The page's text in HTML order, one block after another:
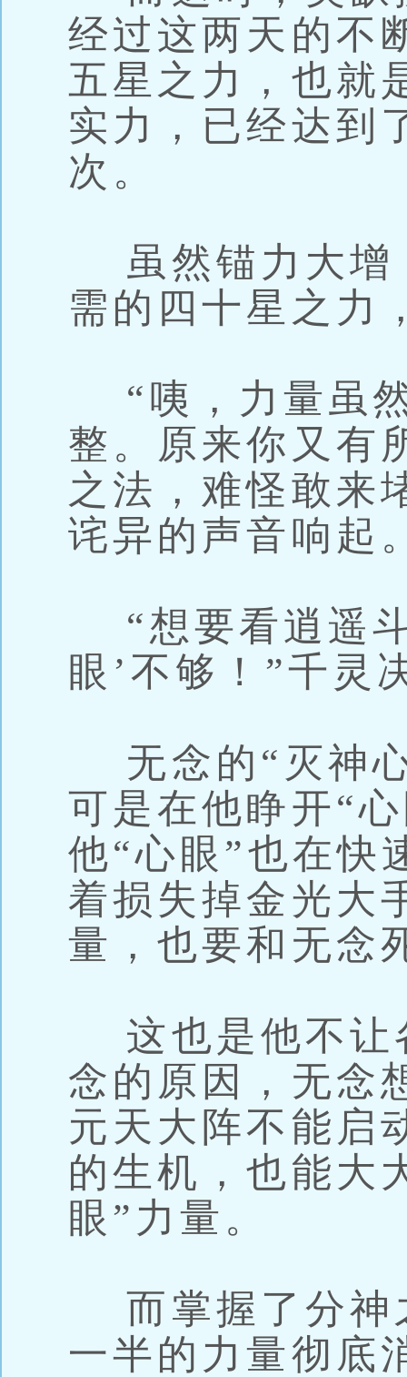
经过这两天的不
五星之力，也就
实力，已经达到
次。
虽然锚力大增
需的四十星之力
“咦，力量虽
整。原来你又有
之法，难怪敢来
诧异的声音响起
“想要看逍遥
眼’不够！”千灵
无念的“灭神
可是在他睁开“
他“心眼”也在快
着损失掉金光大
量，也要和无念
这也是他不让
念的原因，无念
元天大阵不能启
的生机，也能大
眼”力量。
而掌握了分神
一半的力量彻底